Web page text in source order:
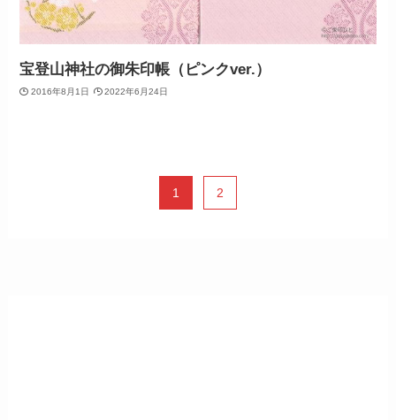
宝登山神社の御朱印帳（ピンクver.）
2016年8月1日 2022年6月24日
1 2